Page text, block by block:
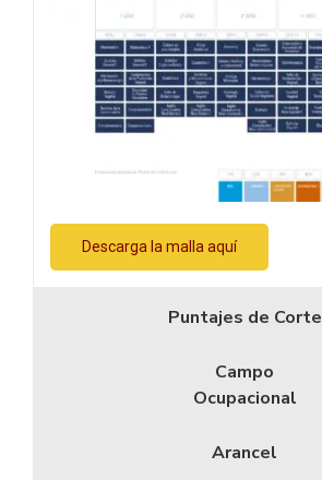
Descarga la malla aquí
Puntajes de Corte
Campo
Ocupacional
Arancel